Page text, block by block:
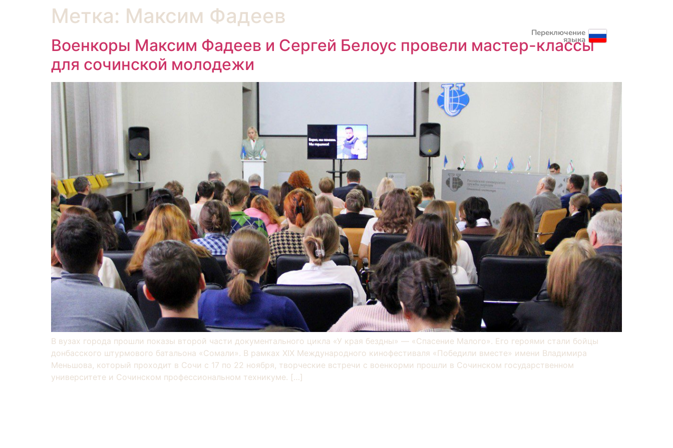
Метка: Максим Фадеев
Военкоры Максим Фадеев и Сергей Белоус провели мастер-классы
для сочинской молодежи
В вузах города прошли показы второй части документального цикла «У края бездны» — «Спасение Малого». Его героями стали бойцы
донбасского штурмового батальона «Сомали». В рамках XIX Международного кинофестиваля «Победили вместе» имени Владимира
Меньшова, который проходит в Сочи с 17 по 22 ноября, творческие встречи с военкорми прошли в Сочинском государственном
университете и Сочинском профессиональном техникуме. […]
Переключение
языка